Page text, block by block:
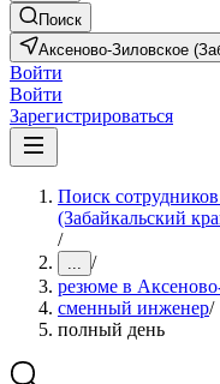
Поиск
Аксеново-Зиловское
Войти
Войти
Зарегистрироваться
Поиск
(Забайкальский
/
... /
резюме в
сменный инженер/
полный день